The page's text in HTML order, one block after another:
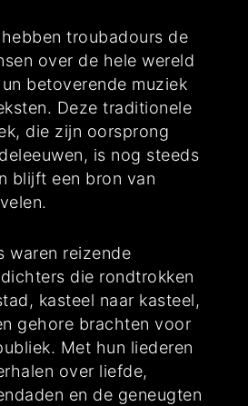
troubadours de
over de hele wereld
betoverende muziek
Deze traditionele
die zijn oorsprong
is nog steeds
blijft een bron van
waren reizende
die rondtrokken
kasteel naar kasteel,
gehore brachten voor
Met hun liederen
over liefde,
en de geneugten